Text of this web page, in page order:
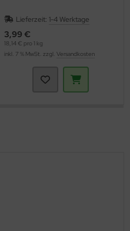
Lieferzeit: 1-4 Werktage
3,99 €
18,14 € pro 1 kg
inkl. 7 % MwSt. zzgl. Versandkosten